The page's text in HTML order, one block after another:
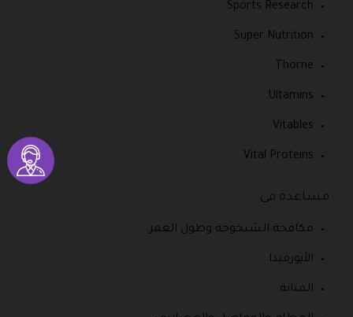
Sports Research.
Super Nutrition.
Thorne.
Ultamins.
Vitables.
Vital Proteins.
مساعدة في
مكافحة الشيخوخة وطول العمر.
الأيورفيدا.
المثانة.